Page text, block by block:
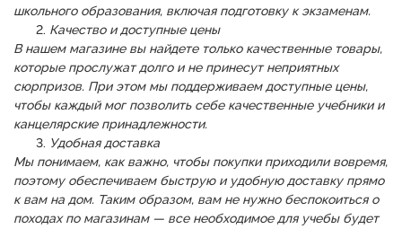
школьного образования, включая подготовку к экзаменам.
Качество и доступные цены
В нашем магазине вы найдете только качественные товары,
которые прослужат долго и не принесут неприятных
сюрпризов. При этом мы поддерживаем доступные цены,
чтобы каждый мог позволить себе качественные учебники и
канцелярские принадлежности.
Удобная доставка
Мы понимаем, как важно, чтобы покупки приходили вовремя,
поэтому обеспечиваем быструю и удобную доставку прямо
к вам на дом. Таким образом, вам не нужно беспокоиться о
походах по магазинам — все необходимое для учебы будет